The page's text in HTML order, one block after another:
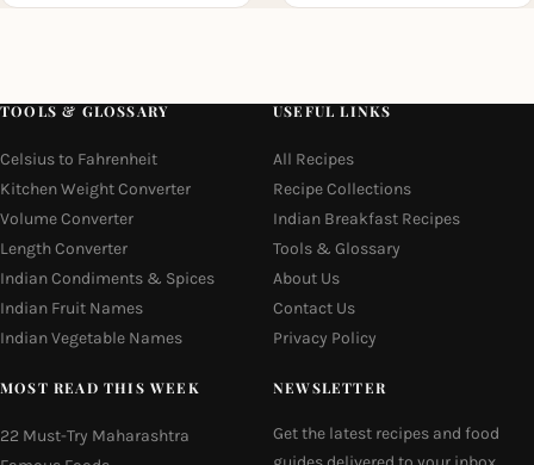
TOOLS & GLOSSARY
Celsius to Fahrenheit
Kitchen Weight Converter
Volume Converter
Length Converter
Indian Condiments & Spices
Indian Fruit Names
Indian Vegetable Names
USEFUL LINKS
All Recipes
Recipe Collections
Indian Breakfast Recipes
Tools & Glossary
About Us
Contact Us
Privacy Policy
MOST READ THIS WEEK
22 Must-Try Maharashtra
NEWSLETTER
Get the latest recipes and food